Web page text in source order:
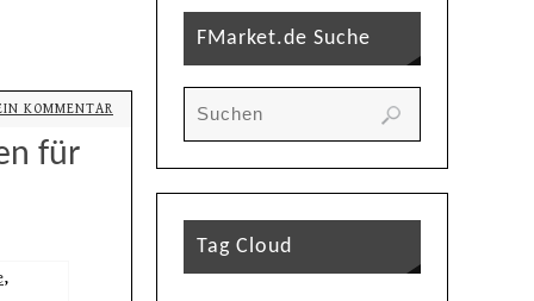
KOMMENTAR
für
,
FMarket.de Suche
Tag Cloud